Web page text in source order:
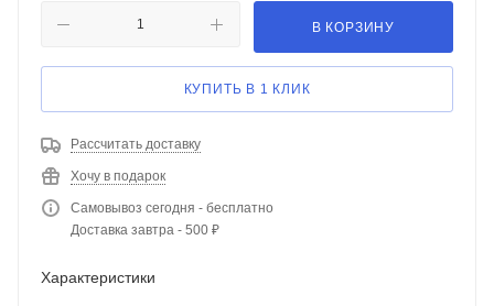
В КОРЗИНУ
КУПИТЬ В 1 КЛИК
Рассчитать доставку
Хочу в подарок
Самовывоз сегодня - бесплатно
Доставка завтра - 500 ₽
Характеристики